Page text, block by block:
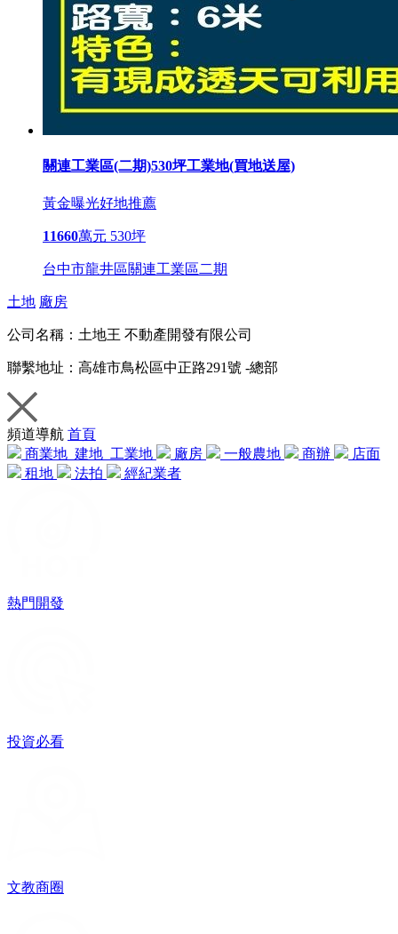
關連工業區(二期)530坪工業地(買地送屋)
黃金曝光好地推薦
11660萬元 530坪
台中市龍井區關連工業區二期
土地 廠房
公司名稱： 土地王 不動產開發有限公司
聯繫地址： 高雄市鳥松區中正路291號 -總部
頻道導航 首頁
商業地 建地 工業地 廠房 一般農地 商辦
店面
租地
法拍 經紀業者
熱門開發
投資必看
文教商圈